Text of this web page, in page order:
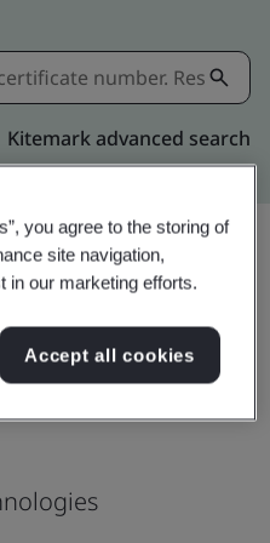
Kitemark advanced search
แชร์:
you agree to the storing of
site navigation,
in our marketing efforts.
Accept all cookies